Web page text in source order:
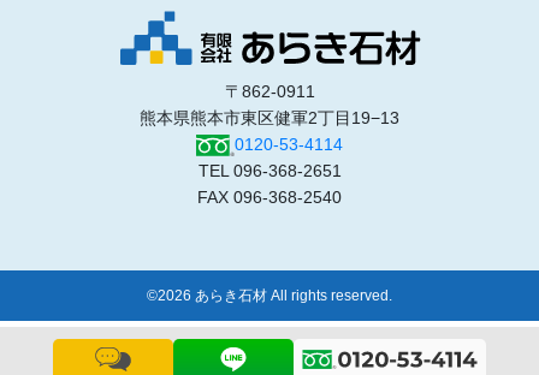
〒862-0911
熊本県熊本市東区健軍2丁目19−13
0120-53-4114
TEL 096-368-2651
FAX 096-368-2540
©2026 あらき石材 All rights reserved.